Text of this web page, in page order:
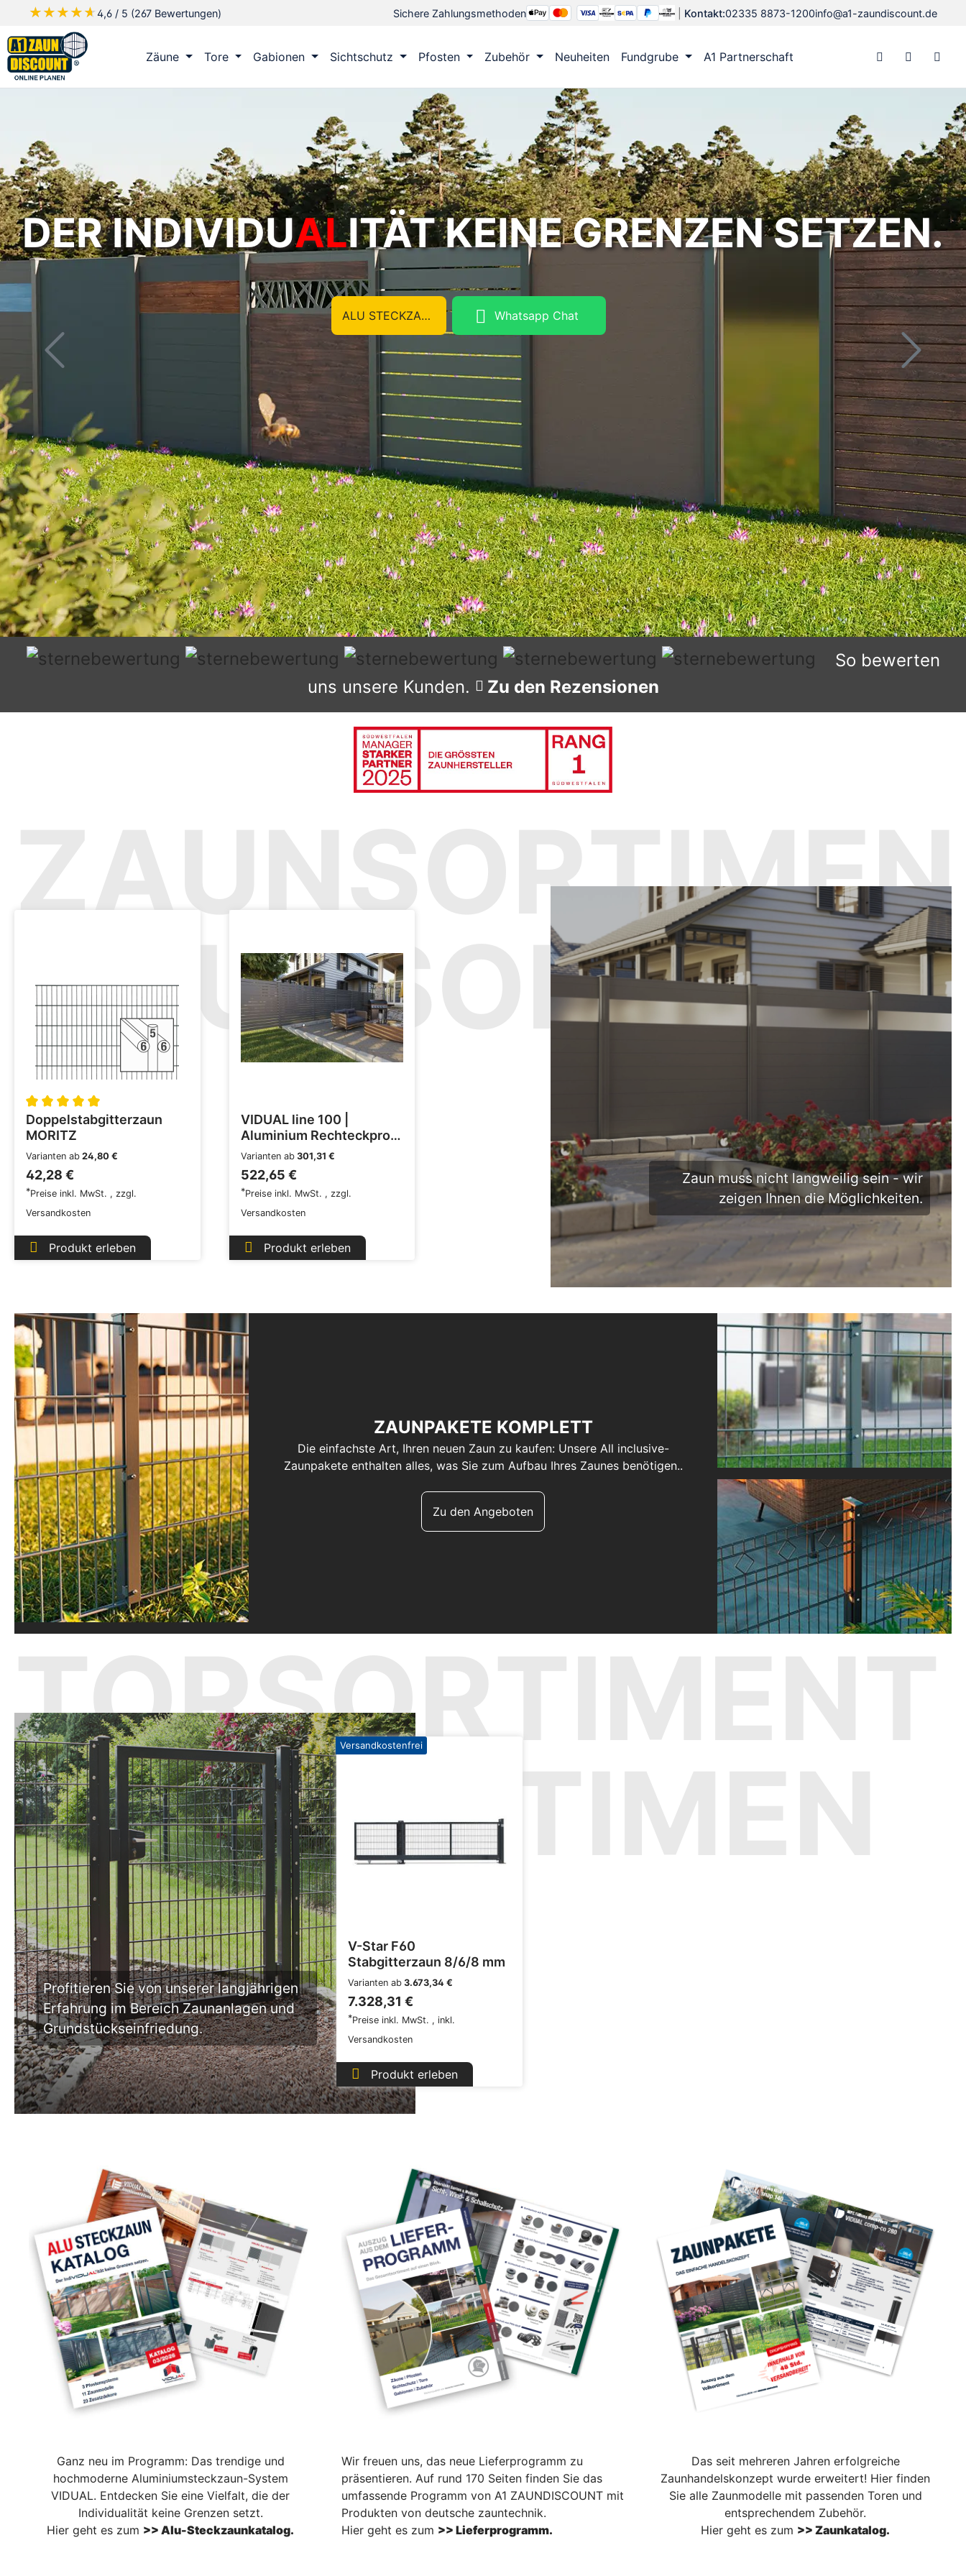
Hauptinhalt springen
Zur Suche springen
Zur Hauptnavigation springen
★★★★★
★★★★★4,6 / 5 (267 Bewertungen) Sichere Zahlungsmethoden Kontakt:02335 8873-1200info@a1-zaundiscount.de
Zäune Tore Gabionen Sichtschutz Pfosten Zubehör Neuheiten Fundgrube A1 Partnerschaft
DER INDIVIDUALITÄT KEINE GRENZEN SETZEN.
ALU STECKZAUN Whatsapp Chat
So bewerten
uns unsere Kunden.
Zu den Rezensionen
ZAUNSORTIME
NT
Doppelstabgitterzaun
MORITZ
Varianten ab 24,80 €
42,28 €
*Preise inkl. MwSt. , zzgl.
Versandkosten
Produkt erleben
VIDUAL line 100 |
Aluminium Rechteckprofil
100x20 mm
Varianten ab301,31 €
522,65 €
*Preise inkl. MwSt. , zzgl.
Versandkosten
Produkt erleben
Zaun muss nicht langweilig sein - wir
zeigen Ihnen die Möglichkeiten.
ZAUNPAKETE KOMPLETT
Die einfachste Art, Ihren neuen Zaun zu kaufen: Unsere All inclusive-
Zaunpakete enthalten alles, was Sie zum Aufbau Ihres Zaunes benötigen..
Zu den Angeboten
TORSORTIMENT
TORSORTIMEN
T
Profitieren Sie von unserer langjährigen
Erfahrung im Bereich Zaunanlagen und
Grundstückseinfriedung.
Versandkostenfrei
V-Star F60
Stabgitterzaun 8/6/8 mm
Varianten ab 3.673,34 €
7.328,31 €
*Preise inkl. MwSt. , inkl.
Versandkosten
Produkt erleben
Ganz neu im Programm: Das trendige und
hochmoderne Aluminiumsteckzaun-System
VIDUAL. Entdecken Sie eine Vielfalt, die der
Individualität keine Grenzen setzt.
Hier geht es zum >> Alu-Steckzaunkatalog.
Wir freuen uns, das neue Lieferprogramm zu
präsentieren. Auf rund 170 Seiten finden Sie das
umfassende Programm von A1 ZAUNDISCOUNT mit
Produkten von deutsche zauntechnik.
Hier geht es zum >> Lieferprogramm.
Das seit mehreren Jahren erfolgreiche
Zaunhandelskonzept wurde erweitert! Hier finden
Sie alle Zaunmodelle mit passenden Toren und
entsprechendem Zubehör.
Hier geht es zum >> Zaunkatalog.